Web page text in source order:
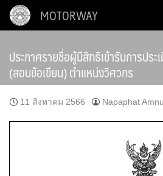
Skip
MOTORWAY
ประกาศรายชื่อผู้มีสิทธิเข้ารับการประ
(สอบข้อเขียน) ตำแหน่งวิศวกร
11 สิงหาคม 2566 Napaphat